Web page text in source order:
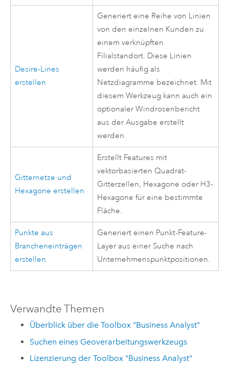
Desire-Lines
erstellen
Generiert eine Reihe von Linien
von den einzelnen Kunden zu
einem verknüpften
Filialstandort. Diese Linien
werden häufig als
Netzdiagramme bezeichnet. Mit
diesem Werkzeug kann auch ein
optionaler Windrosenbericht
aus der Ausgabe erstellt
werden.
Gitternetze und
Hexagone erstellen
Erstellt Features mit
vektorbasierten Quadrat-
Gitterzellen, Hexagone oder H3-
Hexagone für eine bestimmte
Fläche.
Punkte aus
Brancheneinträgen
erstellen
Generiert einen Punkt-Feature-
Layer aus einer Suche nach
Unternehmenspunktpositionen.
Verwandte Themen
Überblick über die Toolbox "Business Analyst"
Suchen eines Geoverarbeitungswerkzeugs
Lizenzierung der Toolbox "Business Analyst"